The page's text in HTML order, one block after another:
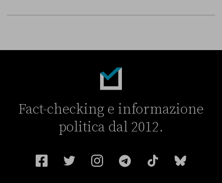
Fact-checking e informazione
politica dal 2012.